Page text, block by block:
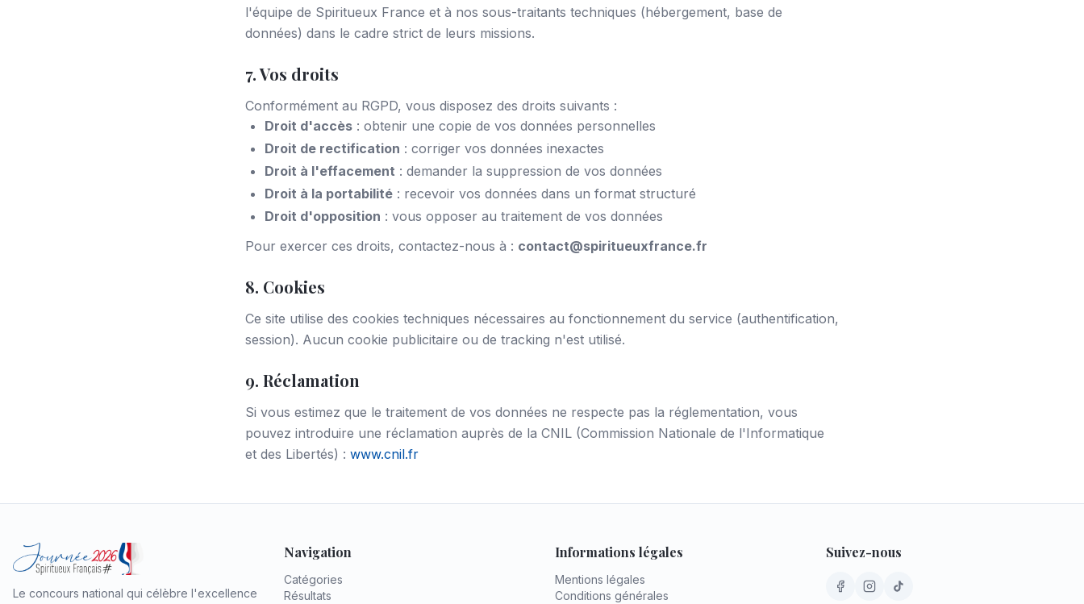
l'équipe de Spiritueux France et à nos sous-traitants techniques (hébergement, base de
données) dans le cadre strict de leurs missions.
7. Vos droits
Conformément au RGPD, vous disposez des droits suivants :
Droit d'accès : obtenir une copie de vos données personnelles
Droit de rectification : corriger vos données inexactes
Droit à l'effacement : demander la suppression de vos données
Droit à la portabilité : recevoir vos données dans un format structuré
Droit d'opposition : vous opposer au traitement de vos données
Pour exercer ces droits, contactez-nous à : contact@spiritueuxfrance.fr
8. Cookies
Ce site utilise des cookies techniques nécessaires au fonctionnement du service (authentification,
session). Aucun cookie publicitaire ou de tracking n'est utilisé.
9. Réclamation
Si vous estimez que le traitement de vos données ne respecte pas la réglementation, vous
pouvez introduire une réclamation auprès de la CNIL (Commission Nationale de l'Informatique
et des Libertés) : www.cnil.fr
Le concours national qui célèbre l'excellence
Navigation
Catégories
Résultats
Informations légales
Mentions légales
Conditions générales
Suivez-nous